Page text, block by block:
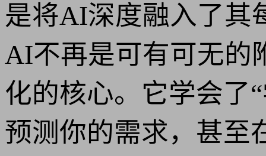
是将AI深度融入了其
AI不再是可有可无的
化的核心。它学会了
预测你的需求，甚至